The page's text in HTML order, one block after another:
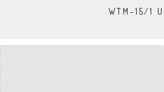
WTM-15/1 U